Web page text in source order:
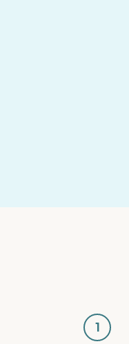
1